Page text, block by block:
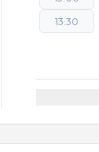
13:30